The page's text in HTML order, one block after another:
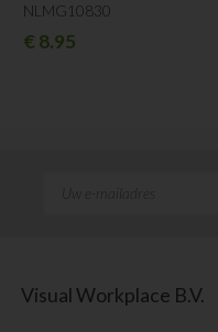
NLMG10830
€8.95
Visual Workplace B.V.